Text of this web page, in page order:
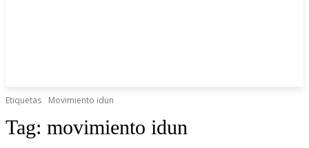
Etiquetas Movimiento idun
Tag: movimiento idun